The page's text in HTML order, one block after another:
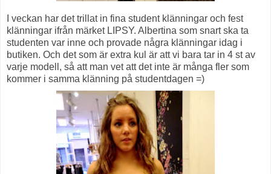
I veckan har det trillat in fina student klänningar och fest
klänningar ifrån märket LIPSY. Albertina som snart ska ta
studenten var inne och provade några klänningar idag i
butiken. Och det som är extra kul är att vi bara tar in 4 st av
varje modell, så att man vet att det inte är många fler som
kommer i samma klänning på studentdagen =)